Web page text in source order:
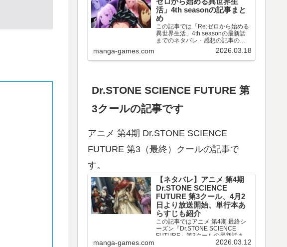
ゼロから始める異世界生
活」4th seasonの記事まと
め
この記事では「Re:ゼロから始める
異世界生活」4th seasonの最新話
までのネタバレ・感想の記事のリ
ンクや、情報などをまとめていま
す。アニメ 「Re:ゼロから始める異
世界生活」4th season 第67～77話
manga-games.com 2026.03.18
Dr.STONE SCIENCE FUTURE 第
3クールの記事です
アニメ 第4期 Dr.STONE SCIENCE
FUTURE 第3（最終）クールの記事で
す。
【ネタバレ】アニメ 第4期
Dr.STONE SCIENCE
FUTURE 第3クール、4月2
日より放送開始、単行本あ
らすじも紹介
この記事ではアニメ 第4期 最終シ
ーズン『Dr.STONE SCIENCE
FUTURE』第3クールの最新話まで
のネタバレ・感想、さらに単行本
manga-games.com 2026.03.12